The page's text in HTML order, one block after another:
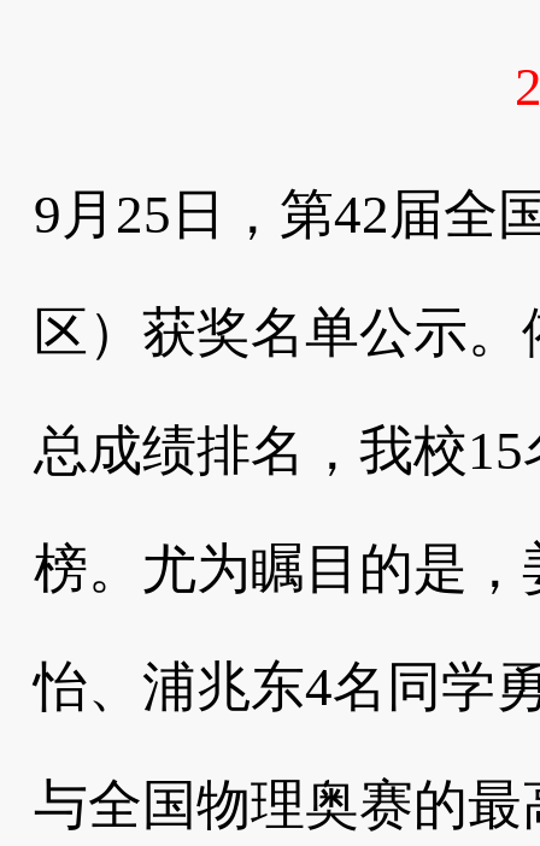
9月25日，第42届全
区）获奖名单公示
总成绩排名，我校
榜。尤为瞩目的是
怡、浦兆东4名同学
与全国物理奥赛的